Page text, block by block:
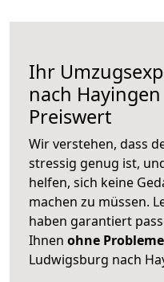
Ihr
nach Hayingen
Preiswert
Wir verstehen, dass
stressig genug ist,
helfen, sich keine
machen zu müssen.
haben garantiert
Ihnen ohne Probleme
Ludwigsburg nach